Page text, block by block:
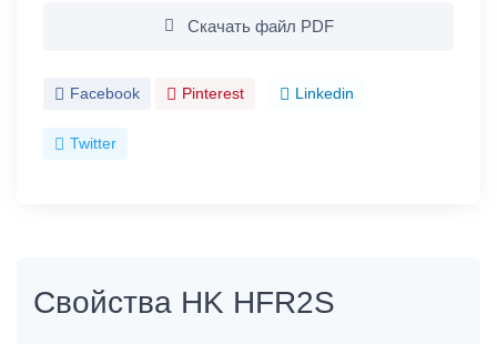
Скачать файл PDF
Facebook Pinterest Linkedin
Twitter
Свойства HK HFR2S